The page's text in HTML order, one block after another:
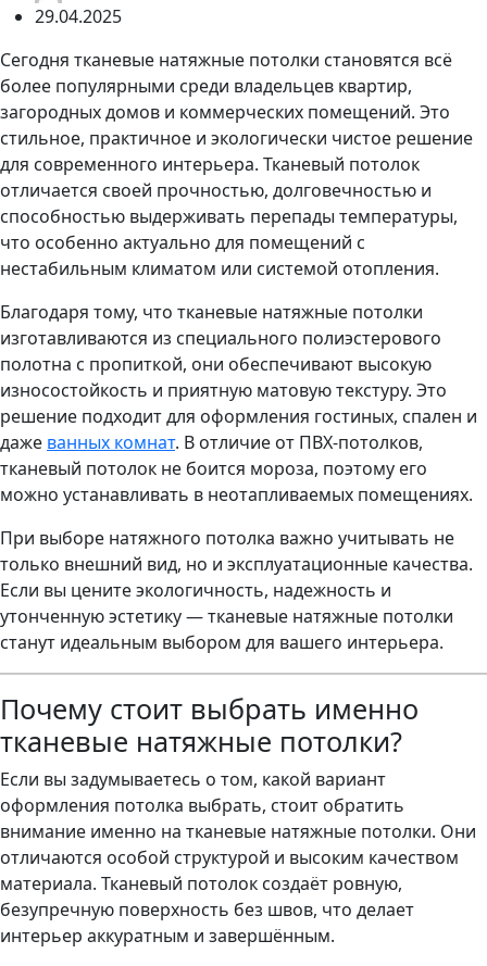
29.04.2025
Сегодня тканевые натяжные потолки становятся всё
более популярными среди владельцев квартир,
загородных домов и коммерческих помещений. Это
стильное, практичное и экологически чистое решение
для современного интерьера. Тканевый потолок
отличается своей прочностью, долговечностью и
способностью выдерживать перепады температуры,
что особенно актуально для помещений с
нестабильным климатом или системой отопления.
Благодаря тому, что тканевые натяжные потолки
изготавливаются из специального полиэстерового
полотна с пропиткой, они обеспечивают высокую
износостойкость и приятную матовую текстуру. Это
решение подходит для оформления гостиных, спален и
даже ванных комнат. В отличие от ПВХ-потолков,
тканевый потолок не боится мороза, поэтому его
можно устанавливать в неотапливаемых помещениях.
При выборе натяжного потолка важно учитывать не
только внешний вид, но и эксплуатационные качества.
Если вы цените экологичность, надежность и
утонченную эстетику — тканевые натяжные потолки
станут идеальным выбором для вашего интерьера.
Почему стоит выбрать именно
тканевые натяжные потолки?
Если вы задумываетесь о том, какой вариант
оформления потолка выбрать, стоит обратить
внимание именно на тканевые натяжные потолки. Они
отличаются особой структурой и высоким качеством
материала. Тканевый потолок создаёт ровную,
безупречную поверхность без швов, что делает
интерьер аккуратным и завершённым.